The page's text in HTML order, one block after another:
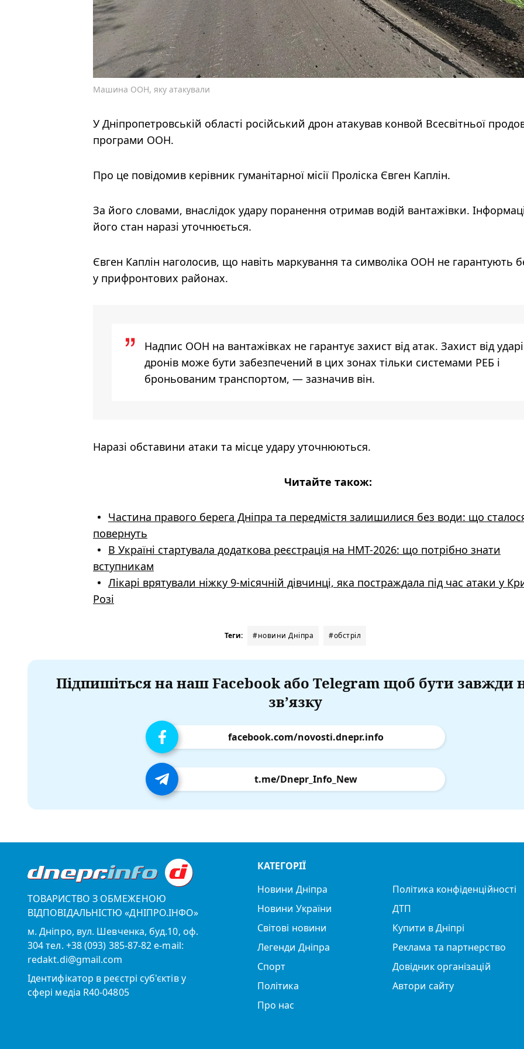
Машина ООН, яку атакували
У Дніпропетровській області російський дрон атакував конвой Всесвітньої
програми ООН.
Про це повідомив керівник гуманітарної місії Проліска Євген Каплін.
За його словами, внаслідок удару поранення отримав водій вантажівки.
його стан наразі уточнюється.
Євген Каплін наголосив, що навіть маркування та символіка ООН не гарантують
у прифронтових районах.
Надпис ООН на вантажівках не гарантує захист від атак. Захист від
дронів може бути забезпечений в цих зонах тільки системами РЕБ і
броньованим транспортом, — зазначив він.
Наразі обставини атаки та місце удару уточнюються.
Читайте також:
Частина правого берега Дніпра та передмістя залишилися без води: що
повернуть
В Україні стартувала додаткова реєстрація на НМТ-2026: що потрібно знати
вступникам
Лікарі врятували ніжку 9-місячній дівчинці, яка постраждала під час атаки у
Розі
Теги: #новини Дніпра #обстріл
Підпишіться на наш Facebook або Telegram щоб бути завжди
зв’язку
facebook.com/novosti.dnepr.info
t.me/Dnepr_Info_New
ТОВАРИСТВО З ОБМЕЖЕНОЮ
ВІДПОВІДАЛЬНІСТЮ «ДНІПРО.ІНФО»
м. Дніпро, вул. Шевченка, буд.10, оф.
304 тел. +38 (093) 385-87-82 e-mail:
redakt.di@gmail.com
Ідентифікатор в реєстрі суб'єктів у
сфері медіа R40-04805
КАТЕГОРІЇ
Новини Дніпра
Новини України
Світові новини
Легенди Дніпра
Спорт
Політика
Про нас
Політика конфіденційності
ДТП
Купити в Дніпрі
Реклама та партнерство
Довідник організацій
Автори сайту